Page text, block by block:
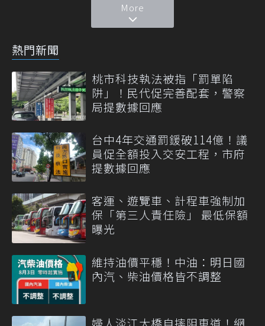
More
熱門新聞
桃市科技執法被指「罰單陷
阱」！民代促完善配套，警察
局提數據回應
台中4年交通罰鍰破114億！議
員促全額投入交安工程，市府
提數據回應
客運、遊覽車、計程車強制加
保「第三人責任險」 最低保額
曝光
維持油價平穩！中油：明日國
內汽、柴油價格皆不調整